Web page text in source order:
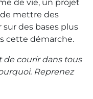
de vie, un projet
mettre des
des bases plus
cette démarche.
de courir dans tous
Reprenez